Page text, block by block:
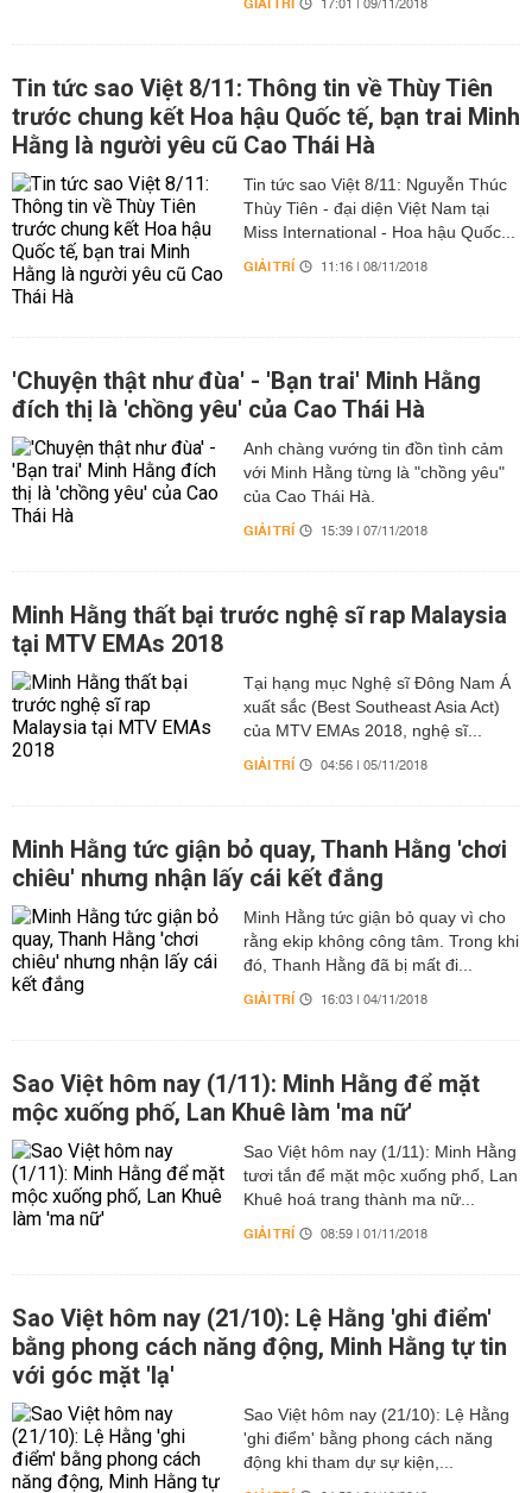
17:01 | 09/11/2018
Tin tức sao Việt 8/11: Thông tin về Thùy Tiên
trước chung kết Hoa hậu Quốc tế, bạn trai Minh
Hằng là người yêu cũ Cao Thái Hà
Tin tức sao Việt 8/11: Nguyễn Thúc
Thùy Tiên - đại diện Việt Nam tại
Miss International - Hoa hậu Quốc...
GIẢI TRÍ 11:16 | 08/11/2018
'Chuyện thật như đùa' - 'Bạn trai' Minh Hằng
đích thị là 'chồng yêu' của Cao Thái Hà
Anh chàng vướng tin đồn tình cảm
với Minh Hằng từng là "chồng yêu"
của Cao Thái Hà.
GIẢI TRÍ 15:39 | 07/11/2018
Minh Hằng thất bại trước nghệ sĩ rap Malaysia
tại MTV EMAs 2018
Tại hạng mục Nghệ sĩ Đông Nam Á
xuất sắc (Best Southeast Asia Act)
của MTV EMAs 2018, nghệ sĩ...
GIẢI TRÍ 04:56 | 05/11/2018
Minh Hằng tức giận bỏ quay, Thanh Hằng 'chơi
chiêu' nhưng nhận lấy cái kết đắng
Minh Hằng tức giận bỏ quay vì cho
rằng ekip không công tâm. Trong khi
đó, Thanh Hằng đã bị mất đi...
GIẢI TRÍ 16:03 | 04/11/2018
Sao Việt hôm nay (1/11): Minh Hằng để mặt
mộc xuống phố, Lan Khuê làm 'ma nữ'
Sao Việt hôm nay (1/11): Minh Hằng
tươi tắn để mặt mộc xuống phố, Lan
Khuê hoá trang thành ma nữ...
GIẢI TRÍ 08:59 | 01/11/2018
Sao Việt hôm nay (21/10): Lệ Hằng 'ghi điểm'
bằng phong cách năng động, Minh Hằng tự tin
với góc mặt 'lạ'
Sao Việt hôm nay (21/10): Lệ Hằng
'ghi điểm' bằng phong cách năng
động khi tham dự sự kiện,...